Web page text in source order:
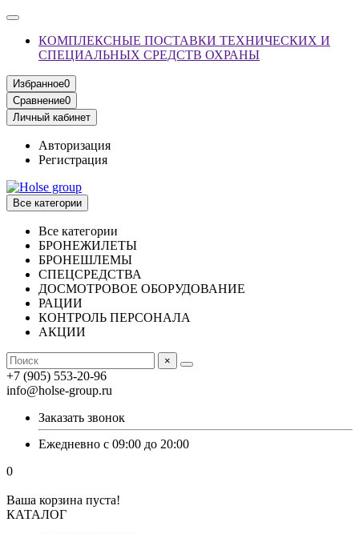
КОМПЛЕКСНЫЕ ПОСТАВКИ ТЕХНИЧЕСКИХ И
СПЕЦИАЛЬНЫХ СРЕДСТВ ОХРАНЫ
Избранное0
Сравнение0
Личный кабинет
Авторизация
Регистрация
Все категории
Все категории
БРОНЕЖИЛЕТЫ
БРОНЕШЛЕМЫ
СПЕЦСРЕДСТВА
ДОСМОТРОВОЕ ОБОРУДОВАНИЕ
РАЦИИ
КОНТРОЛЬ ПЕРСОНАЛА
АКЦИИ
×
+7 (905) 553-20-96
info@holse-group.ru
Заказать звонок
Ежедневно с 09:00 до 20:00
0
Ваша корзина пуста!
КАТАЛОГ